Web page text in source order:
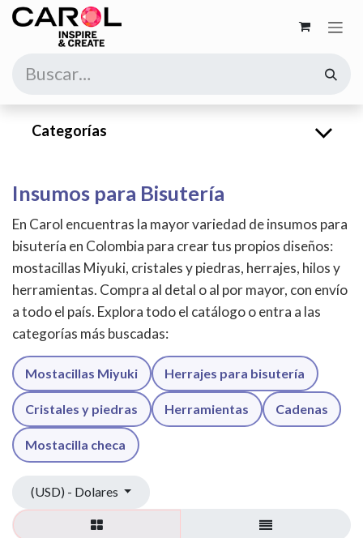
Ir al contenido
Categorías
Insumos para Bisutería
En Carol encuentras la mayor variedad de insumos para
bisutería en Colombia para crear tus propios diseños:
mostacillas Miyuki, cristales y piedras, herrajes, hilos y
herramientas. Compra al detal o al por mayor, con envío
a todo el país. Explora todo el catálogo o entra a las
categorías más buscadas:
Mostacillas Miyuki Herrajes para bisutería
Cristales y piedras Herramientas Cadenas
Mostacilla checa
(USD) - Dolares